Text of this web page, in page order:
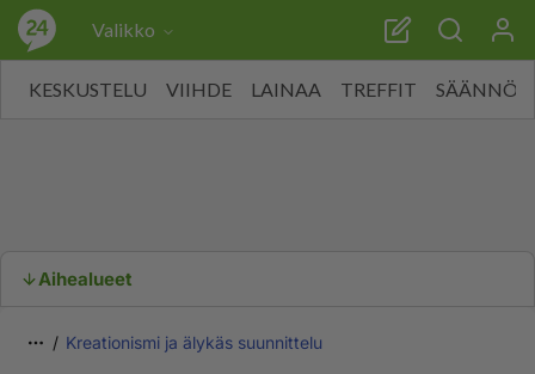
Valikko
KESKUSTELU VIIHDE LAINAA TREFFIT SÄÄNNÖT
Aihealueet
Kreationismi ja älykäs suunnittelu